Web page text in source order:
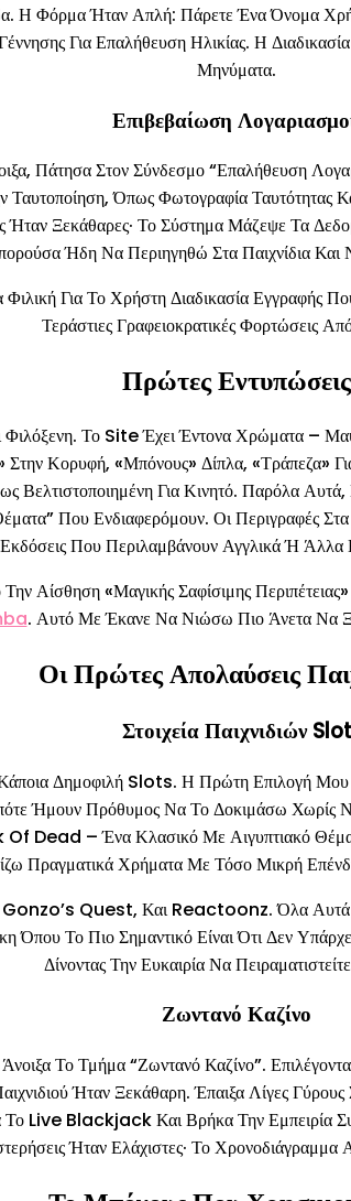
Η Φόρμα Ήταν Απλή: Πάρετε Ένα Όνομα
Για Επαλήθευση Ηλικίας. Η
Μηνύματα.
Επιβεβαίωση
Πάτησα Στον Σύνδεσμο “Επαλήθευση
Όπως Φωτογραφία
Ήταν Ξεκάθαρες· Το Σύστημα Μάζεψε Τα
Ήδη Να Περιηγηθώ Στα Παιχνίδια
Για Το Χρήστη Διαδικασία Εγγραφής
Τεράστιες Γραφειοκρατικές Φορτώσεις
Πρώτες Εντυπώσεις
Το Site Έχει Έντονα Χρώματα –
Κορυφή, «Μπόνους» Δίπλα, «Τράπεζα»
Βελτιστοποιημένη Για Κινητό. Παρόλα
Που Ενδιαφερόμουν. Οι Περιγραφές
Εκδόσεις Που Περιλαμβάνουν Αγγλικά Ή
Αίσθηση «μαγικής Σαφίσιμης
. Αυτό Με Έκανε Να Νιώσω Πιο Άνετα Να
Οι Πρώτες Απολαύσεις
Στοιχεία Παιχνιδιών Slot
Δημοφιλή Slots. Η Πρώτη Επιλογή
Ήμουν Πρόθυμος Να Το Δοκιμάσω
Dead – Ένα Κλασικό Με Αιγυπτιακό
Πραγματικά Χρήματα Με Τόσο Μικρή
Quest, Και Reactoonz. Όλα Αυτά
Το Πιο Σημαντικό Είναι Ότι Δεν
Δίνοντας Την Ευκαιρία Να
Ζωντανό Καζίνο
Το Τμήμα “Ζωντανό Καζίνο”.
Ήταν Ξεκάθαρη. Έπαιξα Λίγες
Live Blackjack Και Βρήκα Την Εμπειρία
Ήταν Ελάχιστες· Το